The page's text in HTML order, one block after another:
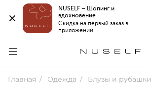
NUSELF – Шопинг и
вдохновение
Скидка на первый заказ в
приложении!
Главная Одежда Блузы и рубашки